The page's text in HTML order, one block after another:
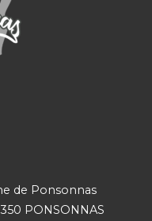
de Ponsonnas
PONSONNAS